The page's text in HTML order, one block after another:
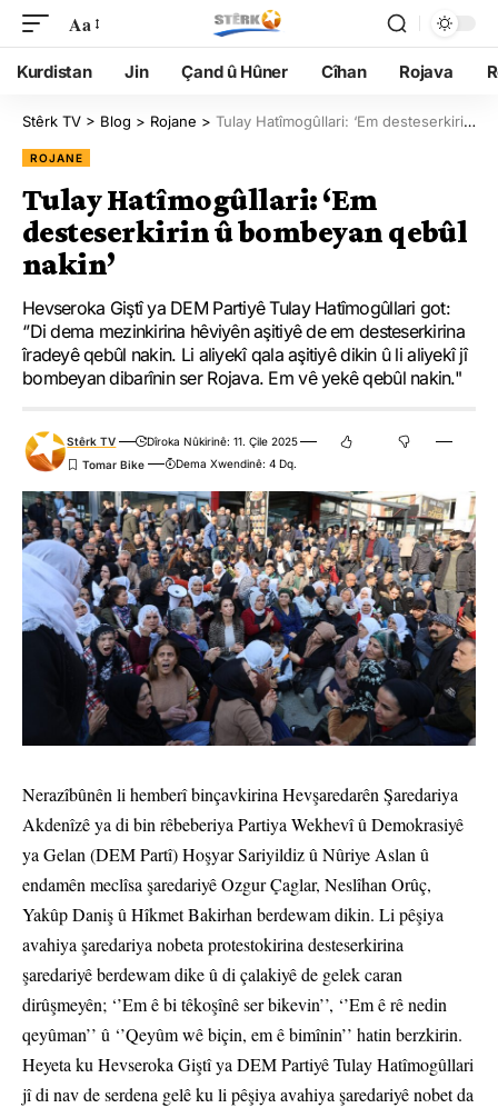
Aa
Kurdistan Jin Çand û Hûner Cîhan Rojava
Stêrk TV > Blog > Rojane > Tulay Hatîmogûllari: ‘Em desteserkirin û bombeyan qebûl nakin’
ROJANE
Tulay Hatîmogûllari: ‘Em
desteserkirin û bombeyan qebûl
nakin’
Hevseroka Giştî ya DEM Partiyê Tulay Hatîmogûllari got:
‘’Di dema mezinkirina hêviyên aşitiyê de em desteserkirina
îradeyê qebûl nakin. Li aliyekî qala aşitiyê dikin û li aliyekî jî
bombeyan dibarînin ser Rojava. Em vê yekê qebûl nakin."
Stêrk TV
Dîroka Nûkirinê: 11. Çile 2025
Dema Xwendinê: 4 Dq.
Nerazîbûnên li hemberî binçavkirina Hevşaredarên Şaredariya
Akdenîzê ya di bin rêbeberiya Partiya Wekhevî û Demokrasiyê
ya Gelan (DEM Partî) Hoşyar Sariyildiz û Nûriye Aslan û
endamên meclîsa şaredariyê Ozgur Çaglar, Neslîhan Orûç,
Yakûp Daniş û Hîkmet Bakirhan berdewam dikin. Li pêşiya
avahiya şaredariya nobeta protestokirina desteserkirina
şaredariyê berdewam dike û di çalakiyê de gelek caran
dirûşmeyên; ‘’Em ê bi têkoşînê ser bikevin’’, ‘’Em ê rê nedin
qeyûman’’ û ‘’Qeyûm wê biçin, em ê bimînin’’ hatin berzkirin.
Heyeta ku Hevseroka Giştî ya DEM Partiyê Tulay Hatîmogûllari
jî di nav de serdena gelê ku li pêşiya avahiya şaredariyê nobet da